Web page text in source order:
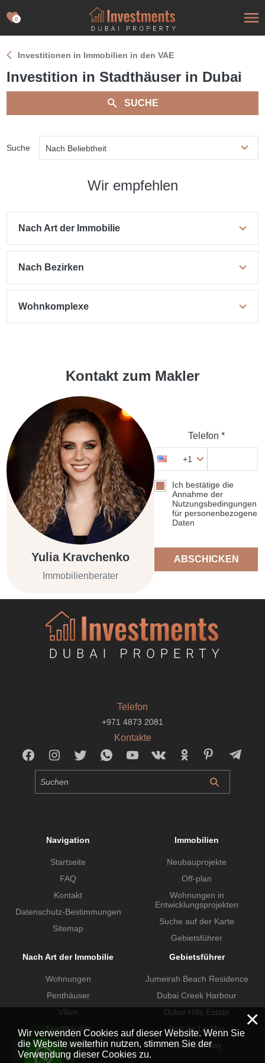
0
Investitionen in Immobilien in den VAE
Investition in Stadthäuser in Dubai
SUCHE
Suche Nach Beliebtheit
Wir empfehlen
Nach Art der Immobilie
Nach Bezirken
Wohnkomplexe
Kontakt zum Makler
Yulia Kravchenko
Immobilienberater
Telefon *
+1
Ich bestätige die
Annahme der
Nutzungsbedingungen
für personenbezogene
Daten
ABSCHICKEN
Telefon
+971 4873 2081
Kontakte
Navigation
Startseite
FAQ
Kontakt
Datenschutz-Bestimmungen
Sitemap
Immobilien
Neubauprojekte
Off-plan
Wohnungen in
Entwicklungsprojekten
Suche auf der Karte
Gebietsführer
Nach Art der Immobilie
Wohnungen
Penthäuser
Villen
Stadthäuser
Gewerbeimmobilien
Gebietsführer
Jumeirah Beach Residence
Dubai Creek Harbour
Dubai Hills Estate
Port de La Mer
Business Bay
×
Wir verwenden Cookies auf dieser Website. Wenn Sie
die Website weiterhin nutzen, stimmen Sie der
Verwendung dieser Cookies zu.